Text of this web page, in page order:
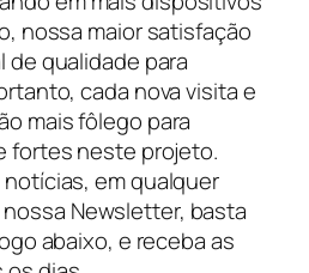
nossa maior satisfação
de qualidade para
cada nova visita e
mais fôlego para
fortes neste projeto.
em qualquer
Newsletter, basta
abaixo, e receba as